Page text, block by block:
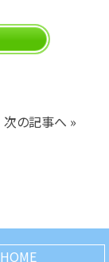
次の記事へ »
HOME